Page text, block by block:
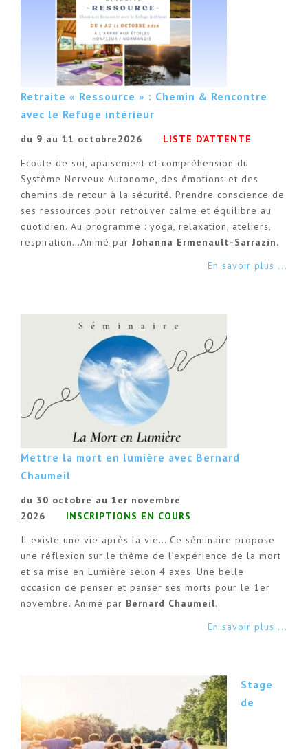
Retraite « Ressource » : Chemin & Rencontre
avec le Refuge intérieur
du 9 au 11 octobre2026
LISTE D’ATTENTE
Ecoute de soi, apaisement et compréhension du
Système Nerveux Autonome, des émotions et des
chemins de retour à la sécurité. Prendre conscience de
ses ressources pour retrouver calme et équilibre au
quotidien. Au programme : yoga, relaxation, ateliers,
respiration…Animé par Johanna Ermenault-Sarrazin.
En savoir plus ...
Mettre la mort en lumière avec Bernard
Chaumeil
du 30 octobre au 1er novembre
2026
INSCRIPTIONS EN COURS
Il existe une vie après la vie… Ce séminaire propose
une réflexion sur le thème de l’expérience de la mort
et sa mise en Lumière selon 4 axes. Une belle
occasion de penser et panser ses morts pour le 1er
novembre. Animé par Bernard Chaumeil.
En savoir plus ...
Stage
de